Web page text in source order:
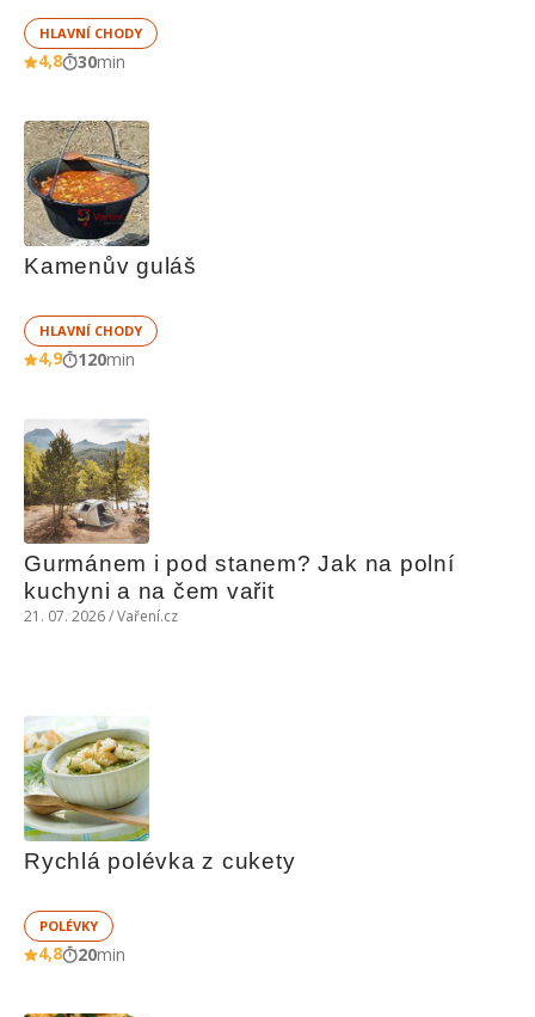
HLAVNÍ CHODY
4,8 30min
Kamenův guláš
HLAVNÍ CHODY
4,9 120min
Gurmánem i pod stanem? Jak na polní
kuchyni a na čem vařit
21. 07. 2026 / Vaření.cz
Rychlá polévka z cukety
POLÉVKY
4,8 20min